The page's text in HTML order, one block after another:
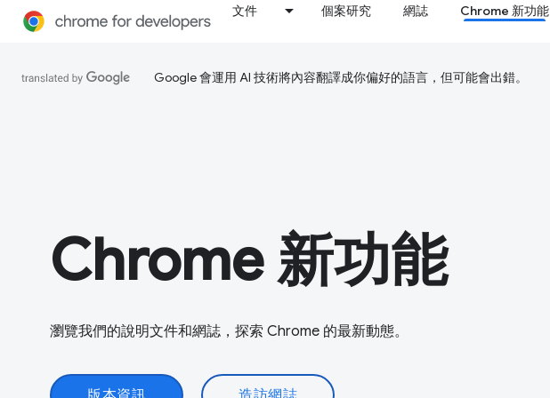
文件 個案研究 網誌 Chrome 新功能
Google 會運用 AI 技術將內容翻譯成你偏好的語言，但可能會出錯。
Chrome 新功能
瀏覽我們的說明文件和網誌，探索 Chrome 的最新動態。